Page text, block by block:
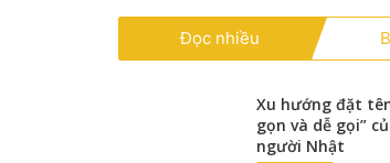
Đọc nhiều
Xu hướng đặt
gọn và dễ gọi”
người Nhật